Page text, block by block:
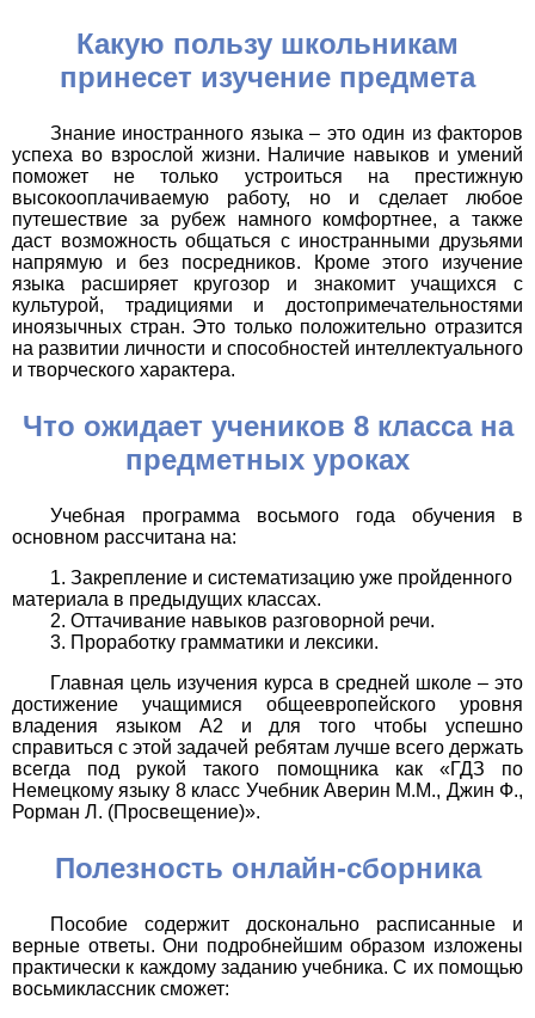
Какую пользу школьникам
принесет изучение предмета
Знание иностранного языка – это один из факторов
успеха во взрослой жизни. Наличие навыков и умений
поможет не только устроиться на престижную
высокооплачиваемую работу, но и сделает любое
путешествие за рубеж намного комфортнее, а также
даст возможность общаться с иностранными друзьями
напрямую и без посредников. Кроме этого изучение
языка расширяет кругозор и знакомит учащихся с
культурой, традициями и достопримечательностями
иноязычных стран. Это только положительно отразится
на развитии личности и способностей интеллектуального
и творческого характера.
Что ожидает учеников 8 класса на
предметных уроках
Учебная программа восьмого года обучения в
основном рассчитана на:
Закрепление и систематизацию уже пройденного
материала в предыдущих классах.
Оттачивание навыков разговорной речи.
Проработку грамматики и лексики.
Главная цель изучения курса в средней школе – это
достижение учащимися общеевропейского уровня
владения языком А2 и для того чтобы успешно
справиться с этой задачей ребятам лучше всего держать
всегда под рукой такого помощника как «ГДЗ по
Немецкому языку 8 класс Учебник Аверин М.М., Джин Ф.,
Рорман Л. (Просвещение)».
Полезность онлайн-сборника
Пособие содержит досконально расписанные и
верные ответы. Они подробнейшим образом изложены
практически к каждому заданию учебника. С их помощью
восьмиклассник сможет: